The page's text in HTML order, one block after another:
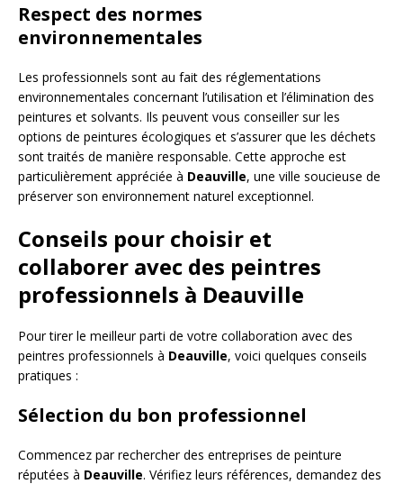
Respect des normes
environnementales
Les professionnels sont au fait des réglementations
environnementales concernant l’utilisation et l’élimination des
peintures et solvants. Ils peuvent vous conseiller sur les
options de peintures écologiques et s’assurer que les déchets
sont traités de manière responsable. Cette approche est
particulièrement appréciée à Deauville, une ville soucieuse de
préserver son environnement naturel exceptionnel.
Conseils pour choisir et
collaborer avec des peintres
professionnels à Deauville
Pour tirer le meilleur parti de votre collaboration avec des
peintres professionnels à Deauville, voici quelques conseils
pratiques :
Sélection du bon professionnel
Commencez par rechercher des entreprises de peinture
réputées à Deauville. Vérifiez leurs références, demandez des